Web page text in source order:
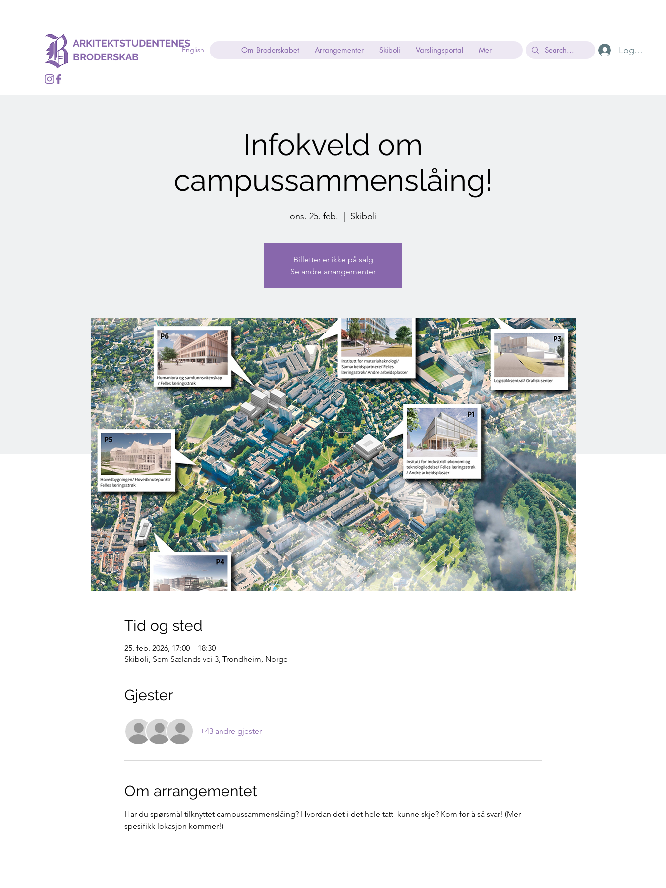
ARKITEKTSTUDENTENES
BRODERSKAB
English Om Broderskabet Arrangementer Skiboli Varslingsportal Mer Logg inn
Infokveld om
campussammenslåing!
ons. 25. feb. Skiboli
Billetter er ikke på salg
Se andre arrangementer
Tid og sted
25. feb. 2026, 17:00 – 18:30
Skiboli, Sem Sælands vei 3, Trondheim, Norge
Gjester
+43 andre gjester
Om arrangementet
Har du spørsmål tilknyttet campussammenslåing? Hvordan det i det hele tatt  kunne skje? Kom for å så svar! (Mer
spesifikk lokasjon kommer!)